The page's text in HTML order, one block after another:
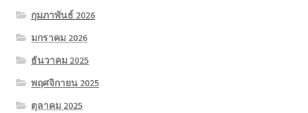
กุมภาพันธ์ 2026
มกราคม 2026
ธันวาคม 2025
พฤศจิกายน 2025
ตุลาคม 2025